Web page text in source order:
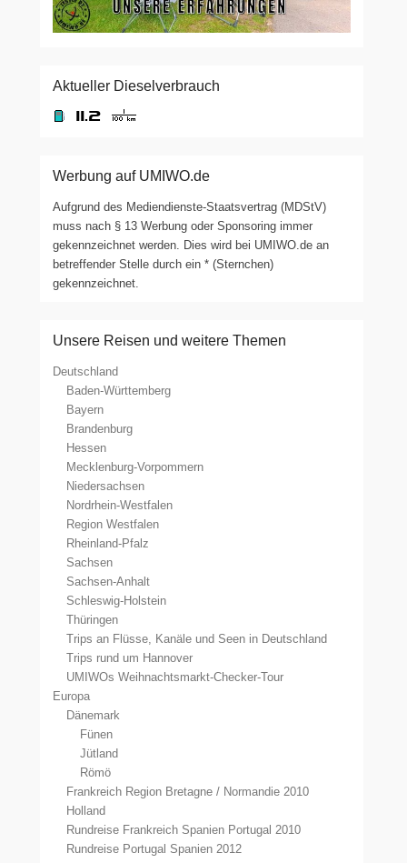
Aktueller Dieselverbrauch
Werbung auf UMIWO.de
Aufgrund des Mediendienste-Staatsvertrag (MDStV)
muss nach § 13 Werbung oder Sponsoring immer
gekennzeichnet werden. Dies wird bei UMIWO.de an
betreffender Stelle durch ein * (Sternchen)
gekennzeichnet.
Unsere Reisen und weitere Themen
Deutschland
Baden-Württemberg
Bayern
Brandenburg
Hessen
Mecklenburg-Vorpommern
Niedersachsen
Nordrhein-Westfalen
Region Westfalen
Rheinland-Pfalz
Sachsen
Sachsen-Anhalt
Schleswig-Holstein
Thüringen
Trips an Flüsse, Kanäle und Seen in Deutschland
Trips rund um Hannover
UMIWOs Weihnachtsmarkt-Checker-Tour
Europa
Dänemark
Fünen
Jütland
Römö
Frankreich Region Bretagne / Normandie 2010
Holland
Rundreise Frankreich Spanien Portugal 2010
Rundreise Portugal Spanien 2012